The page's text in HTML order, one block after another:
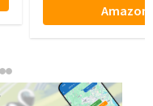
Amazon